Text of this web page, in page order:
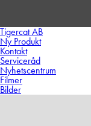
Tigercat AB
Ny Produkt
Kontakt
Serviceråd
Nyhetscentrum
Filmer
Bilder